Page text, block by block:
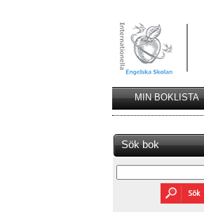
MIN BOKLISTA
Sök bok